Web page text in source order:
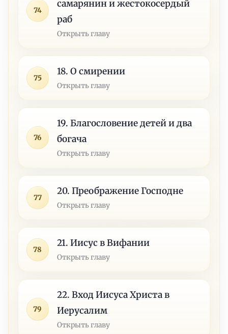
74
самарянин и жестокосердый
раб
Открыть главу
75
18. О смирении
Открыть главу
76
19. Благословение детей и два
богача
Открыть главу
77
20. Преображение Господне
Открыть главу
78
21. Иисус в Вифании
Открыть главу
79
22. Вход Иисуса Христа в
Иерусалим
Открыть главу